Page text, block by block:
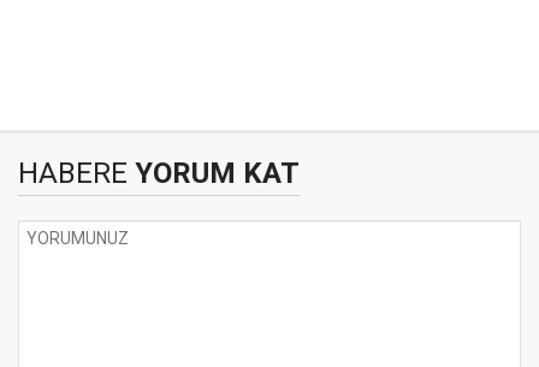
HABERE YORUM KAT